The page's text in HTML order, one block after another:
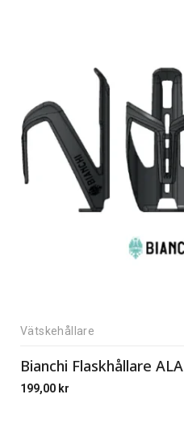
Vätskehållare
Bianchi Flaskhållare ALA
199,00 kr